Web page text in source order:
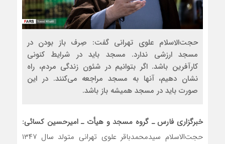
حجت‌الاسلام علوی تهرانی گفت: صِرف باز بودن در
مسجد ارزشی ندارد. مسجد باید در شرایط کنونی
کارآفرین باشد. اگر بتوانیم در شئون زندگی مردم، راه
نشان دهیم، آنها به مسجد مراجعه می‌کنند. در این
صورت باید در مسجد همیشه باز باشد.
خبرگزاری فارس ـ گروه مسجد و هیأت ـ امیرحسین کسائی:
حجت‌الاسلام سیدمحمدباقر علوی تهرانی متولد سال ۱۳۴۷